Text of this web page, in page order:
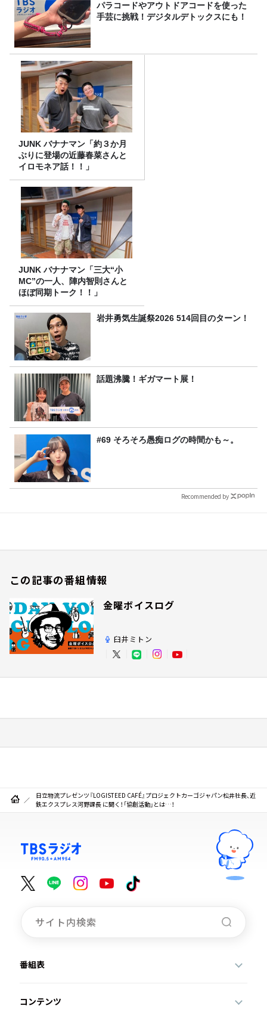
パラコードやアウトドアコードを使った
手芸に挑戦！デジタルデトックスにも！
JUNK バナナマン「約３か月
ぶりに登場の近藤春菜さんと
イロモネア話！！」
JUNK バナナマン「三大“小
MC”の一人、陣内智則さんと
ほぼ同期トーク！！」
岩井勇気生誕祭2026 514回目のターン！
話題沸騰！ギガマート展！
#69 そろそろ愚痴ログの時間かも～。
Recommended by
この記事の番組情報
金曜ボイスログ
臼井ミトン
日立物流プレゼンツ『LOGISTEED CAFÉ』プロジェクトカーゴジャパン松井社長、近
鉄エクスプレス河野課長 に聞く！「協創活動」とは…！
番組表
コンテンツ